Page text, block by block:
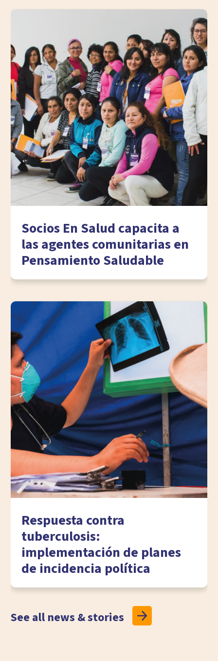
Socios En Salud capacita a
las agentes comunitarias en
Pensamiento Saludable
Respuesta contra
tuberculosis:
implementación de planes
de incidencia política
See all news & stories